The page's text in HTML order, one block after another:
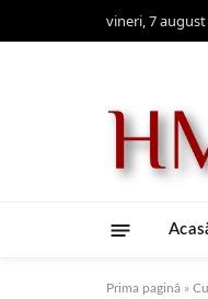
vineri, 7 august
Prima pagină »